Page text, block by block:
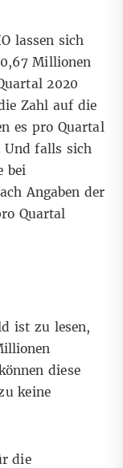
lassen sich
Millionen
2020
Zahl auf die
es pro Quartal
Und falls sich
bei
Angaben der
Quartal
ist zu lesen,
diese
keine
die